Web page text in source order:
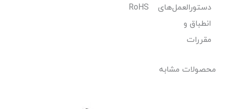
دستورالعمل‌های
انطباق و
مقررات
RoHS
محصولات مشابه